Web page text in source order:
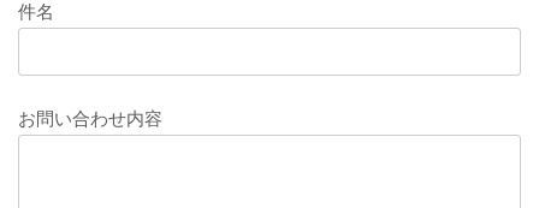
件名
お問い合わせ内容